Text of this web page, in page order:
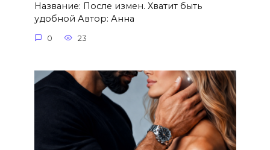
Название: После измен. Хватит быть
удобной Автор: Анна
0 23